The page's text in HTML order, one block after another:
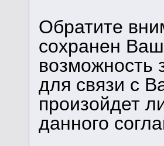
Обратите
сохранен
возможность
для связи с
произойдет
данного